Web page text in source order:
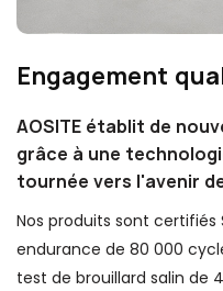
Engagement
AOSITE établit de
grâce à une
tournée vers l'avenir
Nos produits sont certifiés
endurance de 80 000
test de brouillard salin de